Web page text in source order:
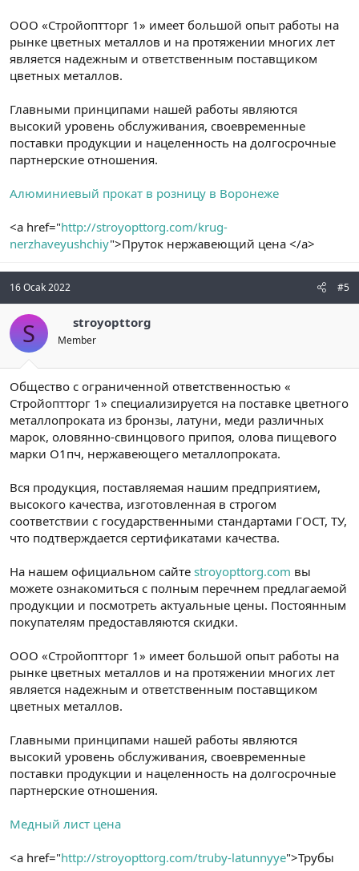
ООО «Стройоптторг 1» имеет большой опыт работы на
рынке цветных металлов и на протяжении многих лет
является надежным и ответственным поставщиком
цветных металлов.
Главными принципами нашей работы являются
высокий уровень обслуживания, своевременные
поставки продукции и нацеленность на долгосрочные
партнерские отношения.
Алюминиевый прокат в розницу в Воронеже
<a href="http://stroyopttorg.com/krug-
nerzhaveyushchiy">Пруток нержавеющий цена </a>
16 Ocak 2022 #5
S stroyopttorg
Member
Общество с ограниченной ответственностью «
Стройоптторг 1» специализируется на поставке цветного
металлопроката из бронзы, латуни, меди различных
марок, оловянно-свинцового припоя, олова пищевого
марки О1пч, нержавеющего металлопроката.
Вся продукция, поставляемая нашим предприятием,
высокого качества, изготовленная в строгом
соответствии с государственными стандартами ГОСТ, ТУ,
что подтверждается сертификатами качества.
На нашем официальном сайте stroyopttorg.com вы
можете ознакомиться с полным перечнем предлагаемой
продукции и посмотреть актуальные цены. Постоянным
покупателям предоставляются скидки.
ООО «Стройоптторг 1» имеет большой опыт работы на
рынке цветных металлов и на протяжении многих лет
является надежным и ответственным поставщиком
цветных металлов.
Главными принципами нашей работы являются
высокий уровень обслуживания, своевременные
поставки продукции и нацеленность на долгосрочные
партнерские отношения.
Медный лист цена
<a href="http://stroyopttorg.com/truby-latunnyye">Трубы